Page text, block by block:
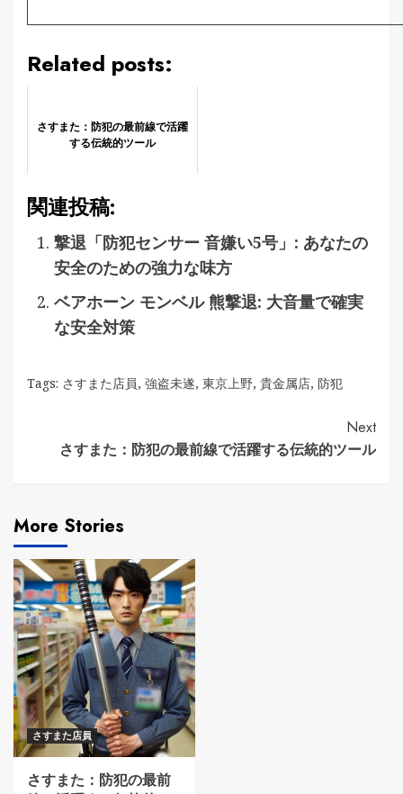
Related posts:
さすまた：防犯の最前線で活躍
する伝統的ツール
関連投稿:
撃退「防犯センサー 音嫌い5号」: あなたの
安全のための強力な味方
ベアホーン モンベル 熊撃退: 大音量で確実
な安全対策
Tags: さすまた店員, 強盗未遂, 東京上野, 貴金属店, 防犯
Continue
Reading
Next
さすまた：防犯の最前線で活躍する伝統的ツール
More Stories
さすまた店員
さすまた：防犯の最前